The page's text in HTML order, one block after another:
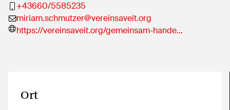
+43660/5585235
miriam.schmutzer@vereinsaveit.org
https://vereinsaveit.org/gemeinsam-hande…
Ort